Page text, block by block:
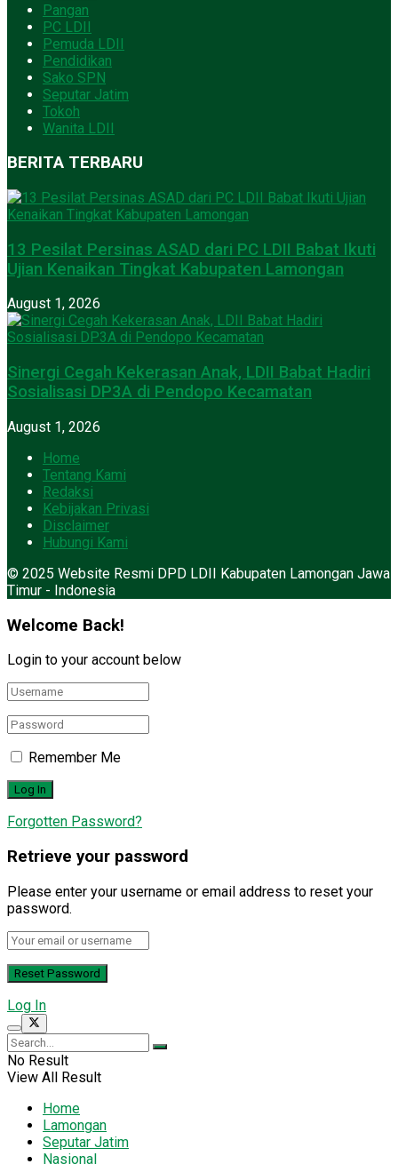
Pangan
PC LDII
Pemuda LDII
Pendidikan
Sako SPN
Seputar Jatim
Tokoh
Wanita LDII
BERITA TERBARU
13 Pesilat Persinas ASAD dari PC LDII Babat Ikuti
Ujian Kenaikan Tingkat Kabupaten Lamongan
August 1, 2026
Sinergi Cegah Kekerasan Anak, LDII Babat Hadiri
Sosialisasi DP3A di Pendopo Kecamatan
August 1, 2026
Home
Tentang Kami
Redaksi
Kebijakan Privasi
Disclaimer
Hubungi Kami
© 2025 Website Resmi DPD LDII Kabupaten Lamongan Jawa
Timur - Indonesia
Welcome Back!
Login to your account below
Remember Me
Forgotten Password?
Retrieve your password
Please enter your username or email address to reset your
password.
Log In
No Result
View All Result
Home
Lamongan
Seputar Jatim
Nasional